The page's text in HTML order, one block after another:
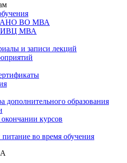
АНО ВО МВА
ИВЦ МВА
и записи лекций
дополнительного образования
курсов
во время обучения